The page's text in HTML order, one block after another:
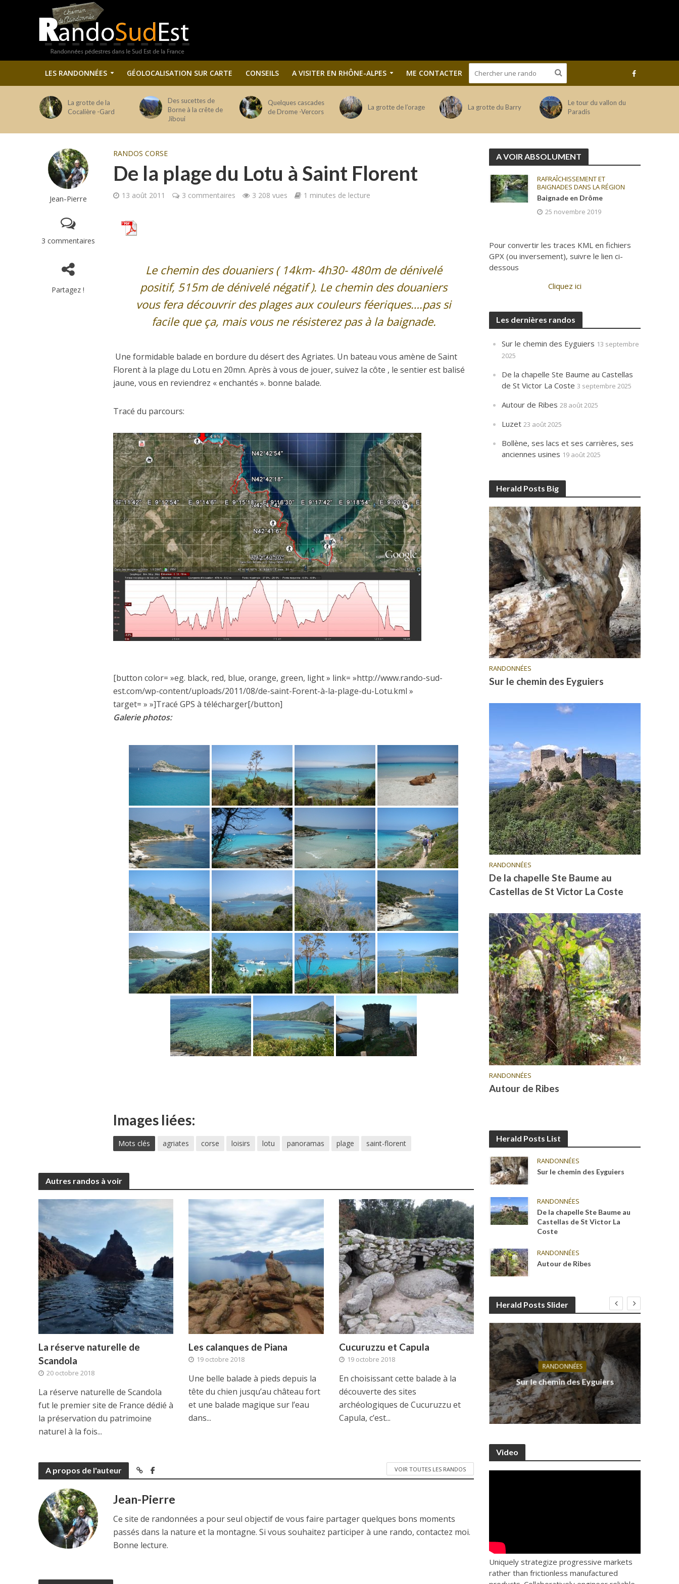
LES RANDONNÉES GÉOLOCALISATION SUR CARTE CONSEILS A VISITER EN RHÔNE-ALPES ME CONTACTER
La grotte de la
Cocalière -Gard
Des sucettes de
Borne à la crête de
Jiboui
Quelques cascades
de Drome -Vercors
La grotte de l’orage La grotte du Barry
Le tour du vallon du
Paradis
Jean-Pierre
3 commentaires
Partagez !
RANDOS CORSE
De la plage du Lotu à Saint Florent
13 août 2011 3 commentaires 3 208 vues 1 minutes de lecture
Le chemin des douaniers ( 14km- 4h30- 480m de dénivelé
positif, 515m de dénivelé négatif ). Le chemin des douaniers
vous fera découvrir des plages aux couleurs féeriques….pas si
facile que ça, mais vous ne résisterez pas à la baignade.
Une formidable balade en bordure du désert des Agriates. Un bateau vous amène de Saint
Florent à la plage du Lotu en 20mn. Après à vous de jouer, suivez la côte , le sentier est balisé
jaune, vous en reviendrez « enchantés ». bonne balade.
Tracé du parcours:
[button color= »eg. black, red, blue, orange, green, light » link= »http://www.rando-sud-
est.com/wp-content/uploads/2011/08/de-saint-Forent-à-la-plage-du-Lotu.kml »
target= » »]Tracé GPS à télécharger[/button]
Galerie photos:
Images liées:
Mots clés agriates corse loisirs lotu panoramas plage saint-florent
Autres randos à voir
La réserve naturelle de
Scandola
20 octobre 2018
La réserve naturelle de Scandola
fut le premier site de France dédié à
la préservation du patrimoine
naturel à la fois...
Les calanques de Piana
19 octobre 2018
Une belle balade à pieds depuis la
tête du chien jusqu’au château fort
et une balade magique sur l’eau
dans...
Cucuruzzu et Capula
19 octobre 2018
En choisissant cette balade à la
découverte des sites
archéologiques de Cucuruzzu et
Capula, c’est...
A propos de l'auteur VOIR TOUTES LES RANDOS
Jean-Pierre
Ce site de randonnées a pour seul objectif de vous faire partager quelques bons moments
passés dans la nature et la montagne. Si vous souhaitez participer à une rando, contactez moi.
Bonne lecture.
A VOIR ABSOLUMENT
RAFRAÎCHISSEMENT ET
BAIGNADES DANS LA RÉGION
Baignade en Drôme
25 novembre 2019
Pour convertir les traces KML en fichiers
GPX (ou inversement), suivre le lien ci-
dessous
Cliquez ici
Les dernières randos
Sur le chemin des Eyguiers 13 septembre
2025
De la chapelle Ste Baume au Castellas
de St Victor La Coste 3 septembre 2025
Autour de Ribes 28 août 2025
Luzet 23 août 2025
Bollène, ses lacs et ses carrières, ses
anciennes usines 19 août 2025
Herald Posts Big
RANDONNÉES
Sur le chemin des Eyguiers
RANDONNÉES
De la chapelle Ste Baume au
Castellas de St Victor La Coste
RANDONNÉES
Autour de Ribes
Herald Posts List
RANDONNÉES
Sur le chemin des Eyguiers
RANDONNÉES
De la chapelle Ste Baume au
Castellas de St Victor La
Coste
RANDONNÉES
Autour de Ribes
Herald Posts Slider
Luzet
RANDONNÉES
Bollène, ses lacs et ses carrières, ses
anciennes usines
RANDONNÉES
Sur le chemin des Eyguiers
Video
Uniquely strategize progressive markets
rather than frictionless manufactured